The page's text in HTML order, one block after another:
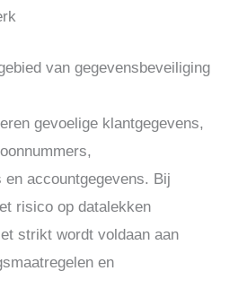
van gegevensbeveiliging
gevoelige klantgegevens,
en accountgegevens. Bij
risico op datalekken
strikt wordt voldaan aan
en